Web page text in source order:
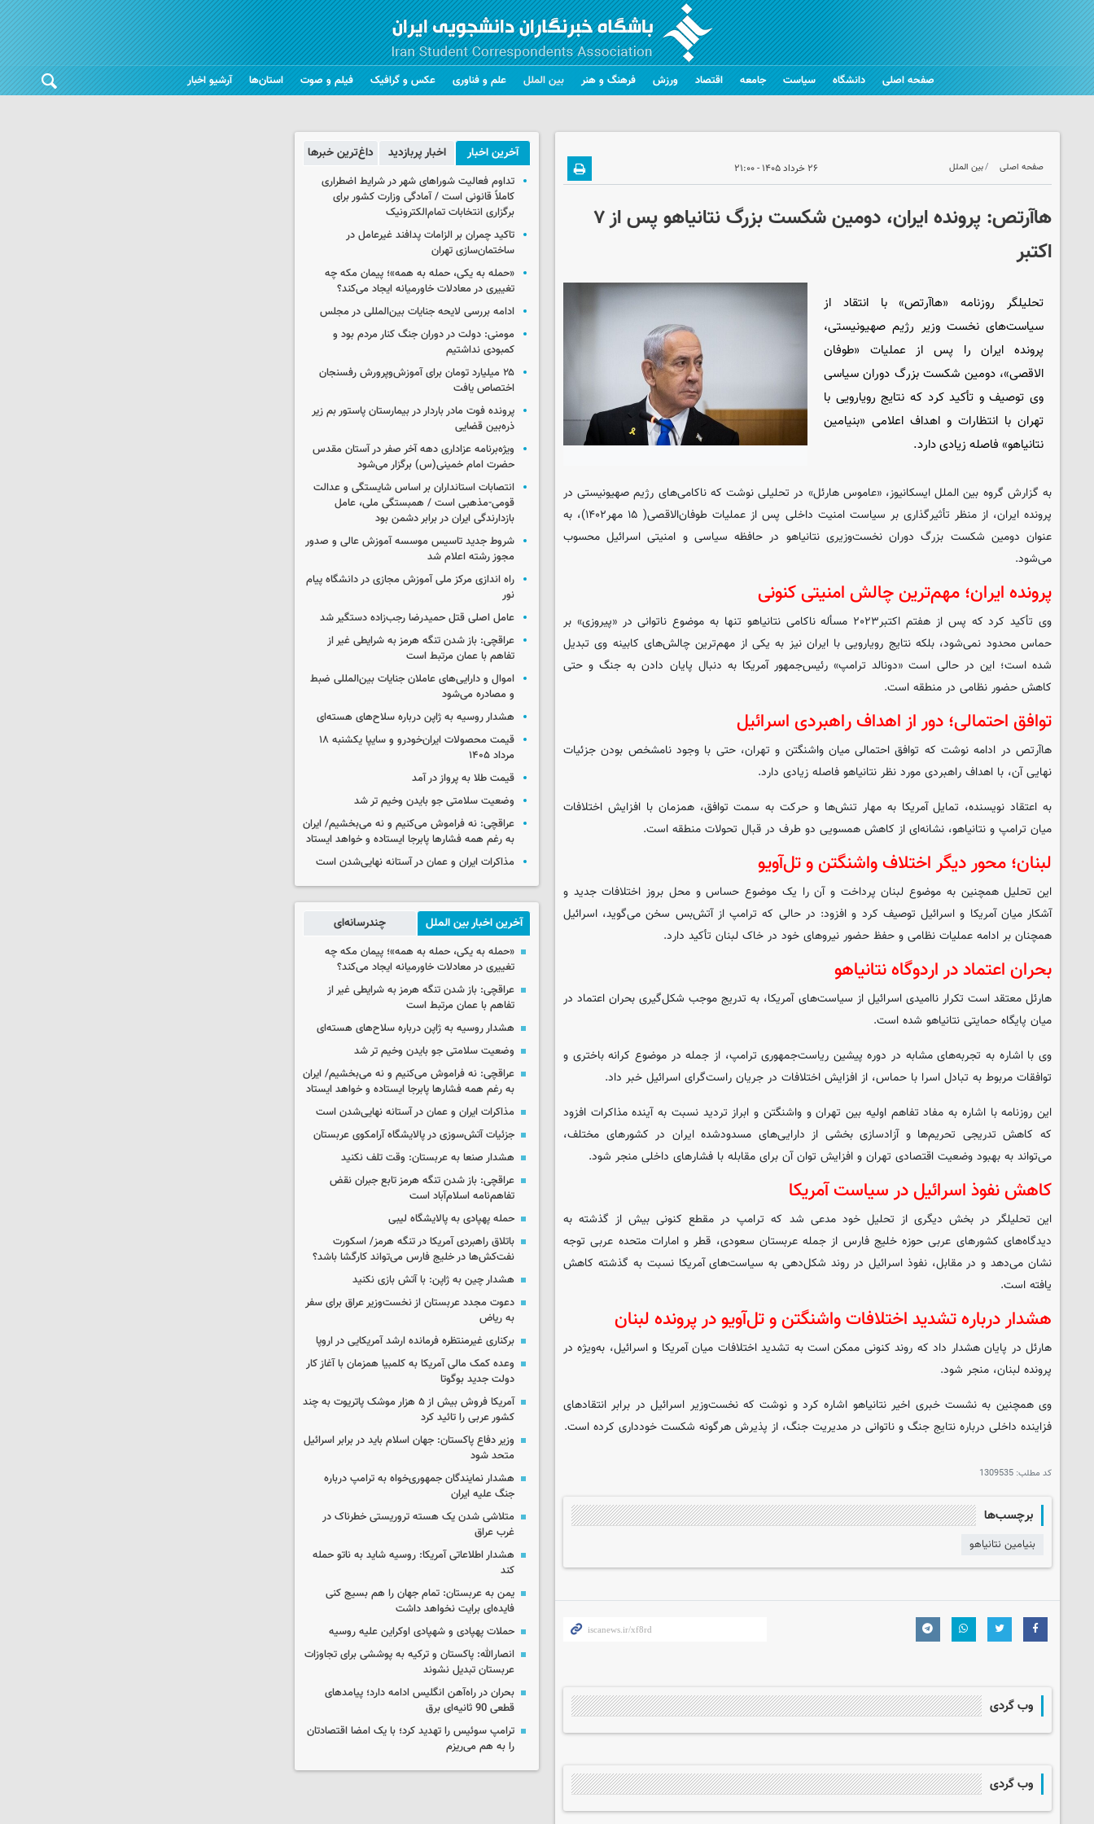
صفحه اصلی دانشگاه سیاست جامعه اقتصاد ورزش فرهنگ و هنر بین الملل علم و فناوری عکس و گرافیک فیلم و صوت استان‌ها آرشیو اخبار
صفحه اصلی بین الملل ۲۶ خرداد ۱۴۰۵ - ۲۱:۰۰
هاآرتص: پرونده ایران، دومین شکست بزرگ نتانیاهو پس از ۷
اکتبر
تحلیلگر روزنامه «هاآرتص» با انتقاد از
سیاست‌های نخست وزیر رژیم صهیونیستی،
پرونده ایران را پس از عملیات «طوفان
الاقصی»، دومین شکست بزرگ دوران سیاسی
وی توصیف و تأکید کرد که نتایج رویارویی با
تهران با انتظارات و اهداف اعلامی «بنیامین
نتانیاهو» فاصله زیادی دارد.
به گزارش گروه بین الملل ایسکانیوز، «عاموس هارئل» در تحلیلی نوشت که ناکامی‌های رژیم صهیونیستی در
پرونده ایران، از منظر تأثیرگذاری بر سیاست امنیت داخلی پس از عملیات طوفان‌الاقصی( ۱۵ مهر۱۴۰۲)، به
عنوان دومین شکست بزرگ دوران نخست‌وزیری نتانیاهو در حافظه سیاسی و امنیتی اسرائیل محسوب
می‌شود.
پرونده ایران؛ مهم‌ترین چالش امنیتی کنونی
وی تأکید کرد که پس از هفتم اکتبر۲۰۲۳ مسأله ناکامی نتانیاهو تنها به موضوع ناتوانی در «پیروزی» بر
حماس محدود نمی‌شود، بلکه نتایج رویارویی با ایران نیز به یکی از مهم‌ترین چالش‌های کابینه وی تبدیل
شده است؛ این در حالی است «دونالد ترامپ» رئیس‌جمهور آمریکا به دنبال پایان دادن به جنگ و حتی
کاهش حضور نظامی در منطقه است.
توافق احتمالی؛ دور از اهداف راهبردی اسرائیل
هاآرتص در ادامه نوشت که توافق احتمالی میان واشنگتن و تهران، حتی با وجود نامشخص بودن جزئیات
نهایی آن، با اهداف راهبردی مورد نظر نتانیاهو فاصله زیادی دارد.
به اعتقاد نویسنده، تمایل آمریکا به مهار تنش‌ها و حرکت به سمت توافق، همزمان با افزایش اختلافات
میان ترامپ و نتانیاهو، نشانه‌ای از کاهش همسویی دو طرف در قبال تحولات منطقه است.
لبنان؛ محور دیگر اختلاف واشنگتن و تل‌آویو
این تحلیل همچنین به موضوع لبنان پرداخت و آن را یک موضوع حساس و محل بروز اختلافات جدید و
آشکار میان آمریکا و اسرائیل توصیف کرد و افزود: در حالی که ترامپ از آتش‌بس سخن می‌گوید، اسرائیل
همچنان بر ادامه عملیات نظامی و حفظ حضور نیروهای خود در خاک لبنان تأکید دارد.
بحران اعتماد در اردوگاه نتانیاهو
هارئل معتقد است تکرار ناامیدی اسرائیل از سیاست‌های آمریکا، به تدریج موجب شکل‌گیری بحران اعتماد در
میان پایگاه حمایتی نتانیاهو شده است.
وی با اشاره به تجربه‌های مشابه در دوره پیشین ریاست‌جمهوری ترامپ، از جمله در موضوع کرانه باختری و
توافقات مربوط به تبادل اسرا با حماس، از افزایش اختلافات در جریان راست‌گرای اسرائیل خبر داد.
این روزنامه با اشاره به مفاد تفاهم اولیه بین تهران و واشنگتن و ابراز تردید نسبت به آینده مذاکرات افزود
که کاهش تدریجی تحریم‌ها و آزادسازی بخشی از دارایی‌های مسدودشده ایران در کشورهای مختلف،
می‌تواند به بهبود وضعیت اقتصادی تهران و افزایش توان آن برای مقابله با فشارهای داخلی منجر شود.
کاهش نفوذ اسرائیل در سیاست آمریکا
این تحلیلگر در بخش دیگری از تحلیل خود مدعی شد که ترامپ در مقطع کنونی بیش از گذشته به
دیدگاه‌های کشورهای عربی حوزه خلیج فارس از جمله عربستان سعودی، قطر و امارات متحده عربی توجه
نشان می‌دهد و در مقابل، نفوذ اسرائیل در روند شکل‌دهی به سیاست‌های آمریکا نسبت به گذشته کاهش
یافته است.
هشدار درباره تشدید اختلافات واشنگتن و تل‌آویو در پرونده لبنان
هارئل در پایان هشدار داد که روند کنونی ممکن است به تشدید اختلافات میان آمریکا و اسرائیل، به‌ویژه در
پرونده لبنان، منجر شود.
وی همچنین به نشست خبری اخیر نتانیاهو اشاره کرد و نوشت که نخست‌وزیر اسرائیل در برابر انتقادهای
فزاینده داخلی درباره نتایج جنگ و ناتوانی در مدیریت جنگ، از پذیرش هرگونه شکست خودداری کرده است.
کد مطلب: 1309535
برچسب‌ها
بنیامین نتانیاهو
وب گردی
وب گردی
آخرین اخبار اخبار پربازدید داغ‌ترین خبرها
تداوم فعالیت شوراهای شهر در شرایط اضطراری
کاملاً قانونی است / آمادگی وزارت کشور برای
برگزاری انتخابات تمام‌الکترونیک
تاکید چمران بر الزامات پدافند غیرعامل در
ساختمان‌سازی تهران
«حمله به یکی، حمله به همه»؛ پیمان مکه چه
تغییری در معادلات خاورمیانه ایجاد می‌کند؟
ادامه بررسی لایحه جنایات بین‌المللی در مجلس
مومنی: دولت در دوران جنگ کنار مردم بود و
کمبودی نداشتیم
۲۵ میلیارد تومان برای آموزش‌وپرورش رفسنجان
اختصاص یافت
پرونده فوت مادر باردار در بیمارستان پاستور بم زیر
ذره‌بین قضایی
ویژه‌برنامه عزاداری دهه آخر صفر در آستان مقدس
حضرت امام خمینی(س) برگزار می‌شود
انتصابات استانداران بر اساس شایستگی و عدالت
قومی-مذهبی است / همبستگی ملی، عامل
بازدارندگی ایران در برابر دشمن بود
شروط جدید تاسیس موسسه آموزش عالی و صدور
مجوز رشته اعلام شد
راه اندازی مرکز ملی آموزش مجازی در دانشگاه پیام
نور
عامل اصلی قتل حمیدرضا رجب‌زاده دستگیر شد
عراقچی: باز شدن تنگه هرمز به شرایطی غیر از
تفاهم با عمان مرتبط است
اموال و دارایی‌های عاملان جنایات بین‌المللی ضبط
و مصادره می‌شود
هشدار روسیه به ژاپن درباره سلاح‌های هسته‌ای
قیمت محصولات ایران‌خودرو و سایپا یکشنبه ۱۸
مرداد ۱۴۰۵
قیمت طلا به پرواز در آمد
وضعیت سلامتی جو بایدن وخیم تر شد
عراقچی: نه فراموش می‌کنیم و نه می‌بخشیم/ ایران
به رغم همه فشارها پابرجا ایستاده و خواهد ایستاد
مذاکرات ایران و عمان در آستانه نهایی‌شدن است
آخرین اخبار بین الملل چندرسانه‌ای
«حمله به یکی، حمله به همه»؛ پیمان مکه چه
تغییری در معادلات خاورمیانه ایجاد می‌کند؟
عراقچی: باز شدن تنگه هرمز به شرایطی غیر از
تفاهم با عمان مرتبط است
هشدار روسیه به ژاپن درباره سلاح‌های هسته‌ای
وضعیت سلامتی جو بایدن وخیم تر شد
عراقچی: نه فراموش می‌کنیم و نه می‌بخشیم/ ایران
به رغم همه فشارها پابرجا ایستاده و خواهد ایستاد
مذاکرات ایران و عمان در آستانه نهایی‌شدن است
جزئیات آتش‌سوزی در پالایشگاه آرامکوی عربستان
هشدار صنعا به عربستان: وقت تلف نکنید
عراقچی: باز شدن تنگه هرمز تابع جبران نقض
تفاهم‌نامه اسلام‌آباد است
حمله پهپادی به پالایشگاه لیبی
باتلاق راهبردی آمریکا در تنگه هرمز/ اسکورت
نفت‌کش‌ها در خلیج فارس می‌تواند کارگشا باشد؟
هشدار چین به ژاپن: با آتش بازی نکنید
دعوت مجدد عربستان از نخست‌وزیر عراق برای سفر
به ریاض
برکناری غیرمنتظره فرمانده ارشد آمریکایی در اروپا
وعده کمک مالی آمریکا به کلمبیا همزمان با آغاز کار
دولت جدید بوگوتا
آمریکا فروش بیش از ۵ هزار موشک پاتریوت به چند
کشور عربی را تائید کرد
وزیر دفاع پاکستان: جهان اسلام باید در برابر اسرائیل
متحد شود
هشدار نمایندگان جمهوری‌خواه به ترامپ درباره
جنگ علیه ایران
متلاشی شدن یک هسته تروریستی خطرناک در
غرب عراق
هشدار اطلاعاتی آمریکا: روسیه شاید به ناتو حمله
کند
یمن به عربستان: تمام جهان را هم بسیج کنی
فایده‌ای برایت نخواهد داشت
حملات پهپادی و شهپادی اوکراین علیه روسیه
انصارالله: پاکستان و ترکیه به پوششی برای تجاوزات
عربستان تبدیل نشوند
بحران در راه‌آهن انگلیس ادامه دارد؛ پیامدهای
قطعی 90 ثانیه‌ای برق
ترامپ سوئیس را تهدید کرد؛ با یک امضا اقتصادتان
را به هم می‌ریزم